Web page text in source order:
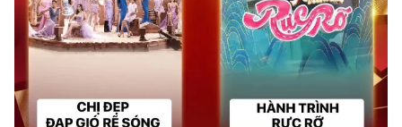
Sản phẩm
Thị trường
Tư vấn
Lịch phát sóng
Chuyên mục khác